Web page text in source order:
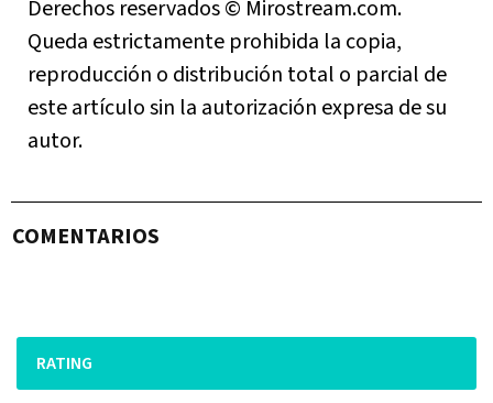
Derechos reservados © Mirostream.com.
Queda estrictamente prohibida la copia,
reproducción o distribución total o parcial de
este artículo sin la autorización expresa de su
autor.
COMENTARIOS
RATING